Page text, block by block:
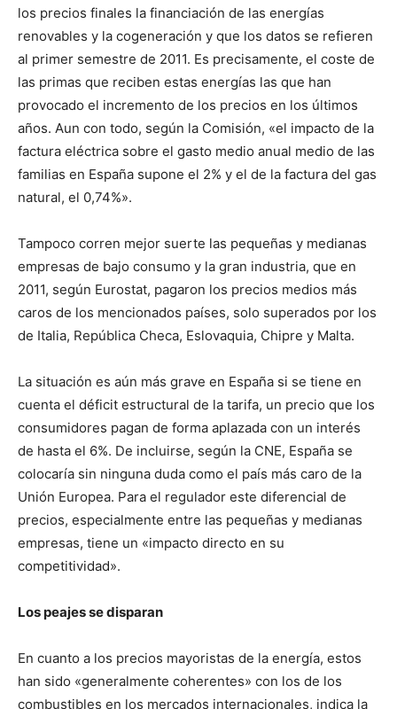
los precios finales la financiación de las energías
renovables y la cogeneración y que los datos se refieren
al primer semestre de 2011. Es precisamente, el coste de
las primas que reciben estas energías las que han
provocado el incremento de los precios en los últimos
años. Aun con todo, según la Comisión, «el impacto de la
factura eléctrica sobre el gasto medio anual medio de las
familias en España supone el 2% y el de la factura del gas
natural, el 0,74%».
Tampoco corren mejor suerte las pequeñas y medianas
empresas de bajo consumo y la gran industria, que en
2011, según Eurostat, pagaron los precios medios más
caros de los mencionados países, solo superados por los
de Italia, República Checa, Eslovaquia, Chipre y Malta.
La situación es aún más grave en España si se tiene en
cuenta el déficit estructural de la tarifa, un precio que los
consumidores pagan de forma aplazada con un interés
de hasta el 6%. De incluirse, según la CNE, España se
colocaría sin ninguna duda como el país más caro de la
Unión Europea. Para el regulador este diferencial de
precios, especialmente entre las pequeñas y medianas
empresas, tiene un «impacto directo en su
competitividad».
Los peajes se disparan
En cuanto a los precios mayoristas de la energía, estos
han sido «generalmente coherentes» con los de los
combustibles en los mercados internacionales, indica la